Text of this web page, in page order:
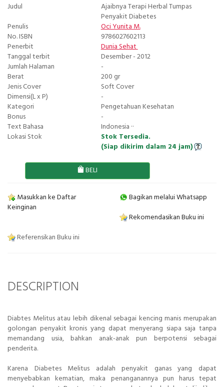
Judul
Ajaibnya Terapi Herbal Tumpas
Penyakit Diabetes
Penulis
Oci Yunita M.
No. ISBN
9786027602113
Penerbit
Dunia Sehat
Tanggal terbit
Desember - 2012
Jumlah Halaman
-
Berat
200 gr
Jenis Cover
Soft Cover
Dimensi(L x P)
-
Kategori
Pengetahuan Kesehatan
Bonus
-
Text Bahasa
Indonesia ··
Lokasi Stok
Stok Tersedia.
(Siap dikirim dalam 24 jam)
BELI
Masukkan ke Daftar
Keinginan
Bagikan melalui Whatsapp
Rekomendasikan Buku ini
Referensikan Buku ini
DESCRIPTION
Diabtes Melitus atau lebih dikenal sebagai kencing manis merupakan
golongan penyakit kronis yang dapat menyerang siapa saja tanpa
memandang usia, bahkan anak-anak pun berpotensi sebagai
penderita.
Karena Diabetes Melitus adalah penyakit ganas yang dapat
menyebabkan kematian, maka penanganannya pun harus tepat